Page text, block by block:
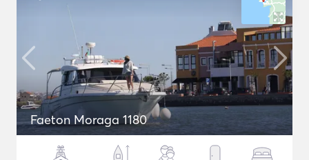
Faeton Moraga 1180